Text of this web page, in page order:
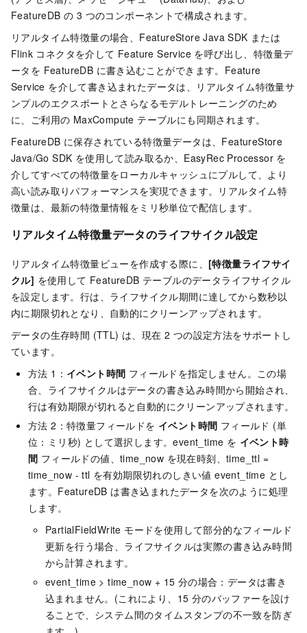
FeatureDB の 3 つのコンポーネントで構成されます。
リアルタイム特徴量の場合、FeatureStore Java SDK または
Flink コネクタを介して Feature Service を呼び出し、特徴量デ
ータを FeatureDB に書き込むことができます。Feature
Service を介して書き込まれたデータは、リアルタイム特徴量サ
ンプルのエクスポートとさらなるモデルトレーニングのため
に、ご利用の MaxCompute テーブルにも同期されます。
FeatureDB に保存されている特徴量データは、FeatureStore
Java/Go SDK を使用して読み取るか、EasyRec Processor を
介してすべての特徴量をローカルキャッシュにプルして、より
高い読み取りパフォーマンスを実現できます。リアルタイム特
徴量は、最新の特徴量情報をミリ秒単位で配信します。
リアルタイム特徴量データのライフサイクル設定
リアルタイム特徴量ビューを作成する際に、 [特徴量ライフサイ
クル] を使用して FeatureDB テーブルのデータライフサイクル
を設定します。行は、ライフサイクル期間に達してから数秒以
内に期限切れとなり、自動的にクリーンアップされます。
データの生存時間 (TTL) は、現在 2 つの設定方法をサポートし
ています。
方法 1： イベント時間 フィールドを指定しません。この場
合、ライフサイクルはデータの書き込み時間から開始され、
行は有効期限が切れると自動的にクリーンアップされます。
方法 2：特徴量フィールドを イベント時間 フィールド (単
位：ミリ秒) として選択します。event_time を イベント時
間 フィールドの値、time_now を現在時刻、time_ttl =
time_now - ttl を有効期限切れのしきい値 event_time とし
ます。FeatureDB は書き込まれたデータを次のように処理
します。
PartialFieldWrite モードを使用して部分的なフィールド
更新を行う場合、ライフサイクルは実際の書き込み時間
から計算されます。
event_time > time_now + 15 分の場合：データは書き
込まれません。(これにより、15 分のバッファーを設け
ることで、システム間のタイムスタンプの不一致を防ぎ